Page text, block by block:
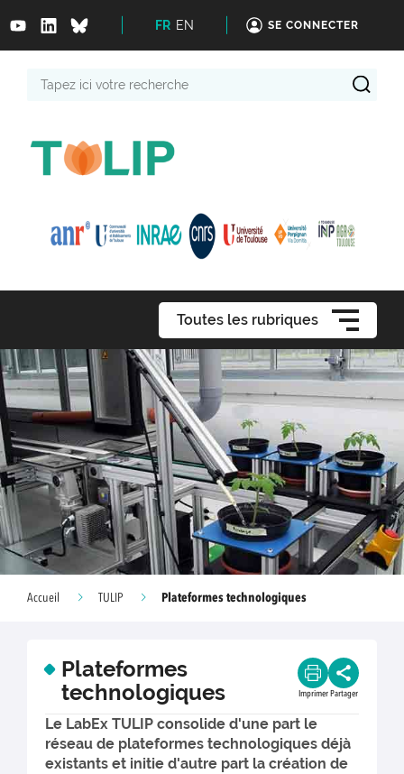
FR EN SE CONNECTER
Toutes les rubriques
Accueil TULIP Plateformes technologiques
Plateformes
technologiques
Imprimer Partager
Le LabEx TULIP consolide d'une part le
réseau de plateformes technologiques déjà
existants et initie d'autre part la création de